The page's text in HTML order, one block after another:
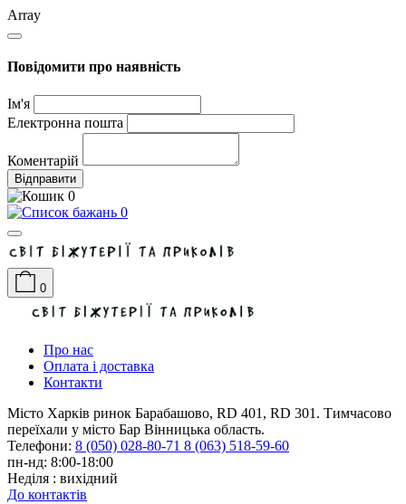
Array
Повідомити про наявність
Ім'я
Електронна пошта
Коментарій
Відправити
0
0
0
Про нас
Оплата і доставка
Контакти
Місто Харків ринок Барабашово, RD 401, RD 301. Тимчасово
переїхали у місто Бар Вінницька область.
Телефони: 8 (050) 028-80-71 8 (063) 518-59-60
пн-нд: 8:00-18:00
Неділя : вихідний
До контактів